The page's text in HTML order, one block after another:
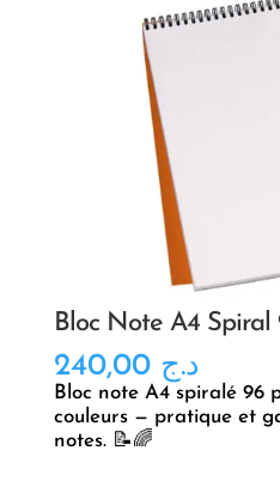
Bloc Note A4 Spiral
د.ج 240,00
Bloc note A4 spiralé 96
couleurs — pratique et
notes. 📝🌈